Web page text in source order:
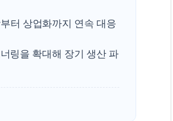
李대통령, 'ISA·주가누르기
터 상업화까지 연속 대응
링을 확대해 장기 생산 파